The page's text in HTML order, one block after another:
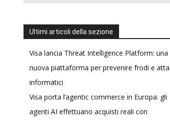
Ultimi articoli della sezione
Visa lancia Threat Intelligence Platform: una
nuova piattaforma per prevenire frodi e
informatici
Visa porta l’agentic commerce in Europa: gli
agenti AI effettuano acquisti reali con